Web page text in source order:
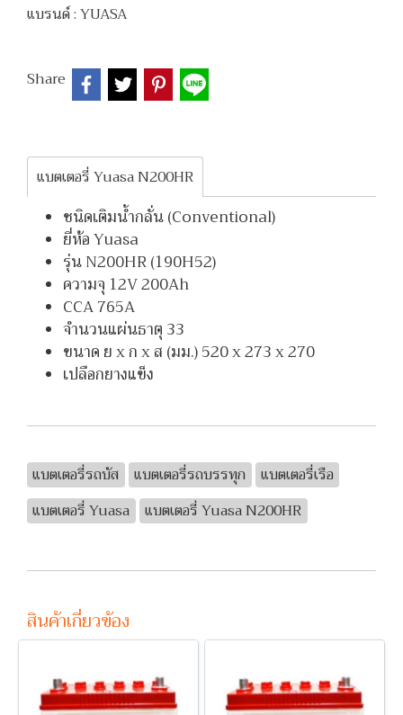
แบรนด์ :YUASA
Share
แบตเตอรี่ Yuasa N200HR
ชนิดเติมน้ำกลั่น (Conventional)
ยี่ห้อ Yuasa
รุ่น N200HR (190H52)
ความจุ 12V 200Ah
CCA 765A
จำนวนแผ่นธาตุ 33
ขนาด ย x ก x ส (มม.) 520 x 273 x 270
เปลือกยางแข็ง
แบตเตอรี่รถบัส แบตเตอรี่รถบรรทุก
แบตเตอรี่เรือ
แบตเตอรี่ Yuasa
แบตเตอรี่ Yuasa N200HR
สินค้าเกี่ยวข้อง